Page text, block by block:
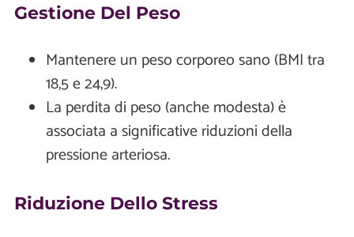
Gestione Del Peso
Mantenere un peso corporeo sano (BMI tra
18,5 e 24,9).
La perdita di peso (anche modesta) è
associata a significative riduzioni della
pressione arteriosa.
Riduzione Dello Stress